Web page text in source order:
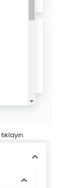
tıklayın.